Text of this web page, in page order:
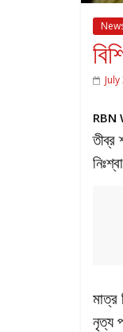
RBN
তীব্র
মাত্র
নৃত্য